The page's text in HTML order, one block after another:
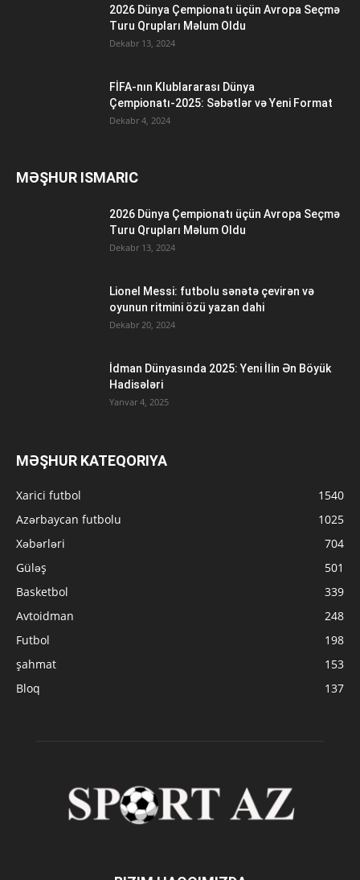
2026 Dünya Çempionatı üçün Avropa Seçmə
Turu Qrupları Məlum Oldu
Dekabr 13, 2024
FİFA-nın Klublararası Dünya
Çempionatı-2025: Səbətlər və Yeni Format
Dekabr 4, 2024
MƏŞHUR ISMARIC
2026 Dünya Çempionatı üçün Avropa Seçmə
Turu Qrupları Məlum Oldu
Dekabr 13, 2024
Lionel Messi: futbolu sənətə çevirən və
oyunun ritmini özü yazan dahi
Dekabr 20, 2024
İdman Dünyasında 2025: Yeni İlin Ən Böyük
Hadisələri
Yanvar 4, 2025
MƏŞHUR KATEQORIYA
Xarici futbol
1540
Azərbaycan futbolu
1025
Xəbərləri
704
Güləş
501
Basketbol
339
Avtoidman
248
Futbol
198
şahmat
153
Bloq
137